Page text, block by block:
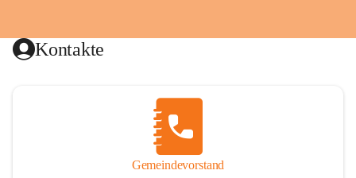
Kontakte
Gemeindevorstand